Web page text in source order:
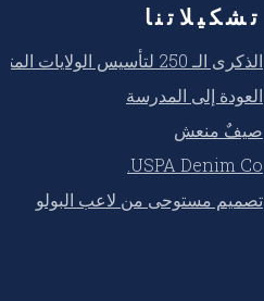
تشكيلاتنا
الذكرى الـ 250 لتأسيس الولايات المتحدة
العودة إلى المدرسة
صيفٌ منعش
USPA Denim Co.
تصميم مستوحى من لاعب البولو